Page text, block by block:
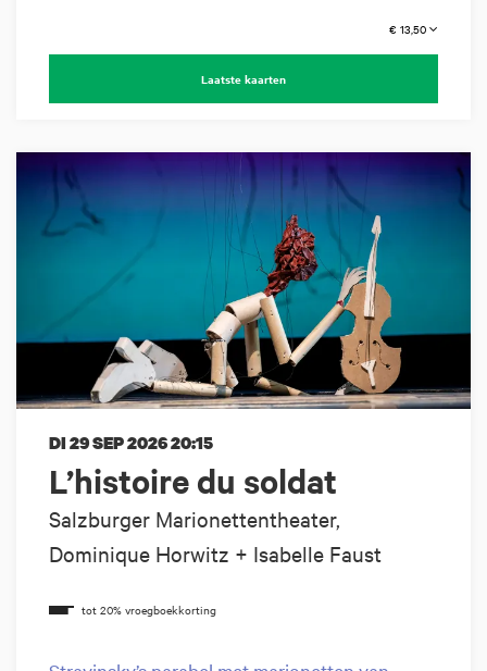
€ 13,50
Laatste kaarten
L’histoire du soldat
Salzburger Marionettentheater,
Dominique Horwitz + Isabelle Faust
DI 29 SEP 202620:15